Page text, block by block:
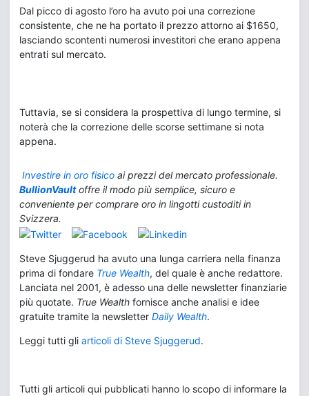
Dal picco di agosto l’oro ha avuto poi una correzione
consistente, che ne ha portato il prezzo attorno ai $1650,
lasciando scontenti numerosi investitori che erano appena
entrati sul mercato.
Tuttavia, se si considera la prospettiva di lungo termine, si
noterà che la correzione delle scorse settimane si nota
appena.
Investire in oro fisico ai prezzi del mercato professionale.
BullionVaultoffre il modo più semplice, sicuro e
conveniente per comprare oro in lingotticustoditi in
Svizzera.
Steve Sjuggerud ha avuto una lunga carriera nella finanza
prima di fondare True Wealth, del quale è anche redattore.
Lanciata nel 2001, è adesso una delle newsletter finanziarie
più quotate. True Wealth fornisce anche analisi e idee
gratuite tramite la newsletter Daily Wealth.
Leggi tutti gli articoli di Steve Sjuggerud.
Tutti gli articoli qui pubblicati hanno lo scopo di informare la